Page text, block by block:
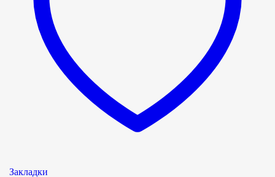
Закладки